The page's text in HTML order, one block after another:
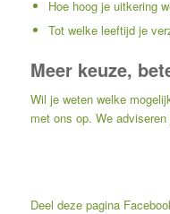
Hoe hoog je uitkering
Tot welke leeftijd je
Meer keuze,
Wil je weten welke
met ons op. We adviseren
Deel deze pagina